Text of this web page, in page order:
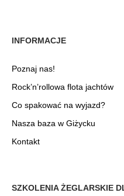
INFORMACJE
Poznaj nas!
Rock’n’rollowa flota jachtów
Co spakować na wyjazd?
Nasza baza w Giżycku
Kontakt
SZKOLENIA ŻEGLARSKIE
przez stronę w
Podstawowe
Niezbędne dane
poprawnego